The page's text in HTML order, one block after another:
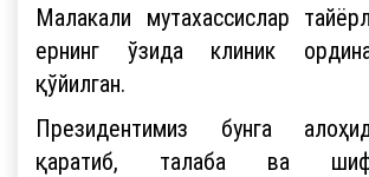
Малакали мутахассислар
ернинг ўзида клиник
қўйилган.
Президентимиз бунга
қаратиб, талаба ва